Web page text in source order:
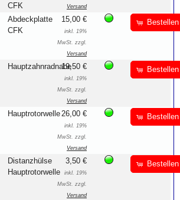
CFK
Versand
Abdeckplatte
CFK
15,00 €
inkl. 19%
MwSt. zzgl.
Versand
Bestellen
Hauptzahnradnabe19,50 €
inkl. 19%
MwSt. zzgl.
Versand
Bestellen
Hauptrotorwelle26,00 €
inkl. 19%
MwSt. zzgl.
Versand
Bestellen
Distanzhülse
Hauptrotorwelle
3,50 €
inkl. 19%
MwSt. zzgl.
Versand
Bestellen